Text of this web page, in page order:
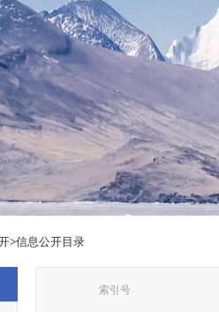
>信息公开目录